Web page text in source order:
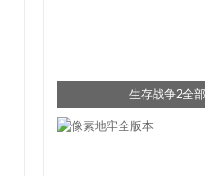
生存战争2全